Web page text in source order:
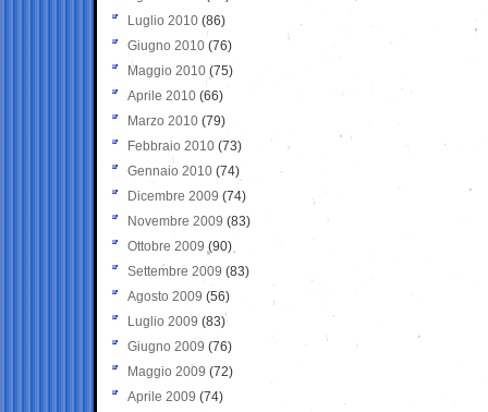
Luglio 2010 (86)
Giugno 2010 (76)
Maggio 2010 (75)
Aprile 2010 (66)
Marzo 2010 (79)
Febbraio 2010 (73)
Gennaio 2010 (74)
Dicembre 2009 (74)
Novembre 2009 (83)
Ottobre 2009 (90)
Settembre 2009 (83)
Agosto 2009 (56)
Luglio 2009 (83)
Giugno 2009 (76)
Maggio 2009 (72)
Aprile 2009 (74)